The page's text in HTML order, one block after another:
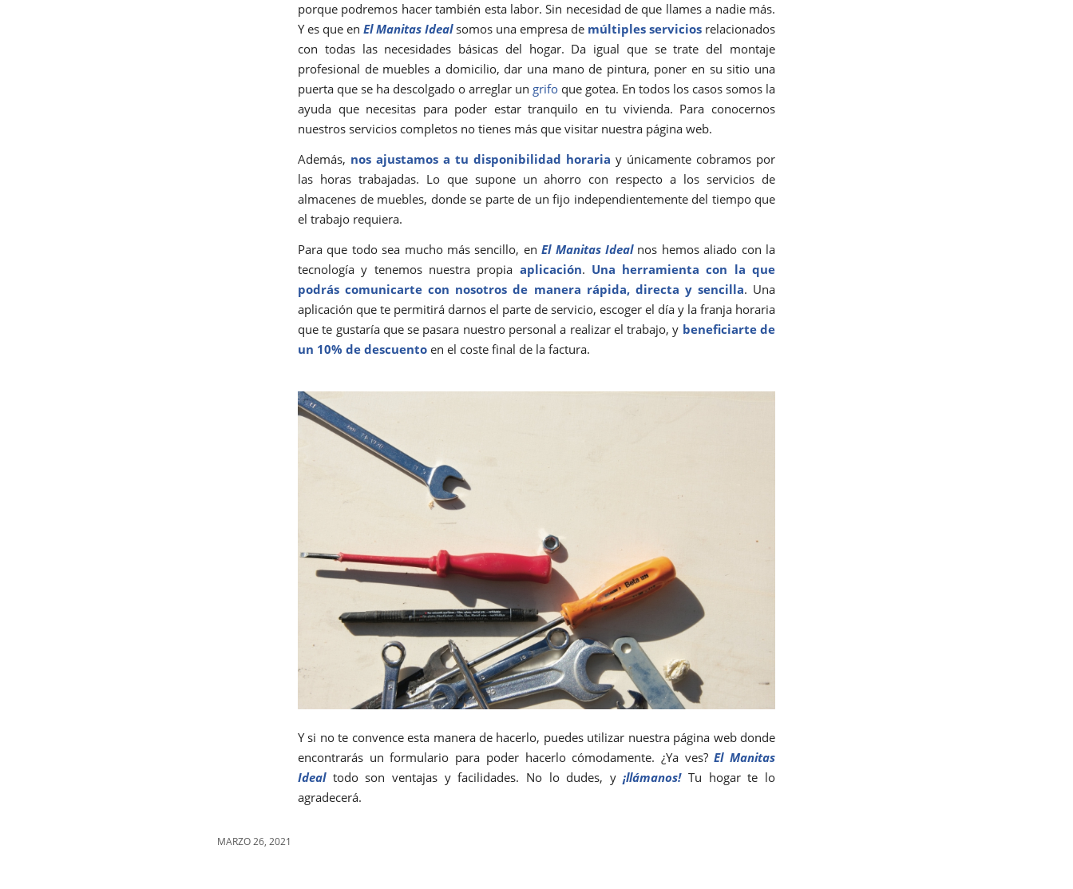
porque podremos hacer también esta labor. Sin necesidad de que llames a nadie más.
Y es que en El Manitas Idealsomos una empresa de múltiples servicios relacionados
con todas las necesidades básicas del hogar. Da igual que se trate del montaje
profesional de muebles a domicilio, dar una mano de pintura, poner en su sitio una
puerta que se ha descolgado o arreglar un grifo que gotea. En todos los casos somos la
ayuda que necesitas para poder estar tranquilo en tu vivienda. Para conocernos
nuestros servicios completos no tienes más que visitar nuestra página web.
Además, nos ajustamos a tu disponibilidad horaria y únicamente cobramos por
las horas trabajadas. Lo que supone un ahorro con respecto a los servicios de
almacenes de muebles, donde se parte de un fijo independientemente del tiempo que
el trabajo requiera.
Para que todo sea mucho más sencillo, enEl Manitas Ideal nos hemos aliado con la
tecnología y tenemos nuestra propia aplicación. Una herramienta con la que
podrás comunicarte con nosotros de manera rápida, directa y sencilla. Una
aplicación que te permitirá darnos el parte de servicio, escoger el día y la franja horaria
que te gustaría que se pasara nuestro personal a realizar el trabajo, y beneficiarte de
un 10% de descuento en el coste final de la factura.
Y si no te convence esta manera de hacerlo, puedes utilizar nuestra página web donde
encontrarás un formulario para poder hacerlo cómodamente. ¿Ya ves?El Manitas
Ideal todo son ventajas y facilidades. No lo dudes, y¡llámanos!Tu hogar te lo
agradecerá.
MARZO 26, 2021